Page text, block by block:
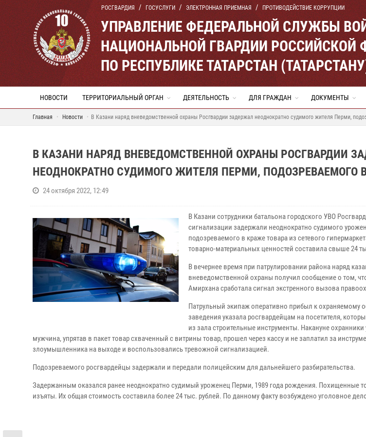
РОСГВАРДИЯ ГОСУСЛУГИ ЭЛЕКТРОННАЯ ПРИЕМНАЯ ПРОТИВОДЕЙСТВИЕ КОРРУПЦИИ
УПРАВЛЕНИЕ ФЕДЕРАЛЬНОЙ СЛУЖБЫ
НАЦИОНАЛЬНОЙ ГВАРДИИ РОССИЙСКОЙ
ПО РЕСПУБЛИКЕ ТАТАРСТАН
НОВОСТИ ТЕРРИТОРИАЛЬНЫЙ ОРГАН ДЕЯТЕЛЬНОСТЬ ДЛЯ ГРАЖДАН ДОКУМЕНТЫ
Главная Новости В Казани наряд вневедомственной охраны Росгвардии задержал неоднократно судимого жителя Перми,
В КАЗАНИ НАРЯД ВНЕВЕДОМСТВЕННОЙ ОХРАНЫ РОСГВАРДИИ
НЕОДНОКРАТНО СУДИМОГО ЖИТЕЛЯ ПЕРМИ, ПОДОЗРЕВАЕМОГО
24 октября 2022, 12:49
В Казани сотрудники батальона городского УВО
сигнализации задержали неоднократно судимого
подозреваемого в краже товара из сетевого
товарно-материальных ценностей составила свыше 24
В вечернее время при патрулировании района наряд
вневедомственной охраны получил сообщение о том,
Амирхана сработала сигнал экстренного вызова
Патрульный экипаж оперативно прибыл к охраняемому
заведения указала росгвардейцам на посетителя,
из зала строительные инструменты. Накануне
мужчина, упрятав в пакет товар схваченный с витрины товар, прошел через кассу и не заплатил за
злоумышленника на выходе и воспользовались тревожной сигнализацией.
Подозреваемого росгвардейцы задержали и передали полицейским для дальнейшего разбирательства.
Задержанным оказался ранее неоднократно судимый уроженец Перми, 1989 года рождения. Похищенные
изъяты. Их общая стоимость составила более 24 тыс. рублей. По данному факту возбуждено уголовное